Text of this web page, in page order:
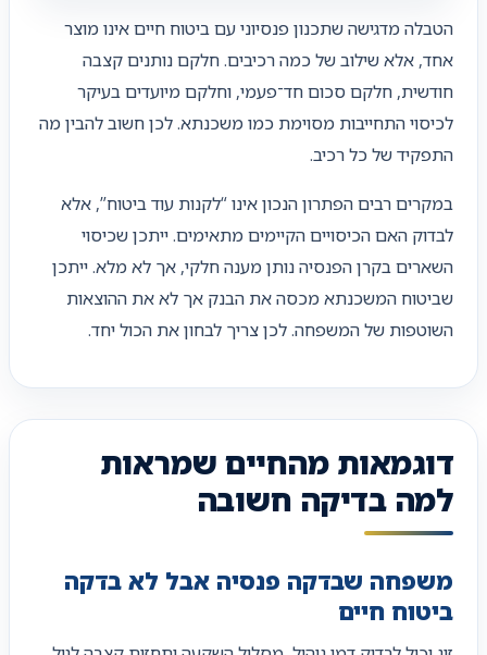
הטבלה מדגישה שתכנון פנסיוני עם ביטוח חיים אינו מוצר
אחד, אלא שילוב של כמה רכיבים. חלקם נותנים קצבה
חודשית, חלקם סכום חד־פעמי, וחלקם מיועדים בעיקר
לכיסוי התחייבות מסוימת כמו משכנתא. לכן חשוב להבין מה
התפקיד של כל רכיב.
במקרים רבים הפתרון הנכון אינו “לקנות עוד ביטוח”, אלא
לבדוק האם הכיסויים הקיימים מתאימים. ייתכן שכיסוי
השארים בקרן הפנסיה נותן מענה חלקי, אך לא מלא. ייתכן
שביטוח המשכנתא מכסה את הבנק אך לא את ההוצאות
השוטפות של המשפחה. לכן צריך לבחון את הכול יחד.
דוגמאות מהחיים שמראות
למה בדיקה חשובה
משפחה שבדקה פנסיה אבל לא בדקה
ביטוח חיים